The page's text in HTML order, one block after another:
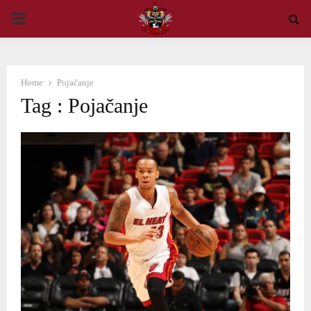
PRIMARY
Home Pojačanje
Tag : Pojačanje